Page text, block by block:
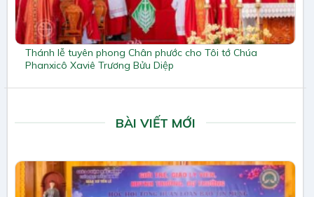
Thánh lễ tuyên phong Chân phước cho Tôi tớ Chúa
Phanxicô Xaviê Trương Bửu Diệp
BÀI VIẾT MỚI